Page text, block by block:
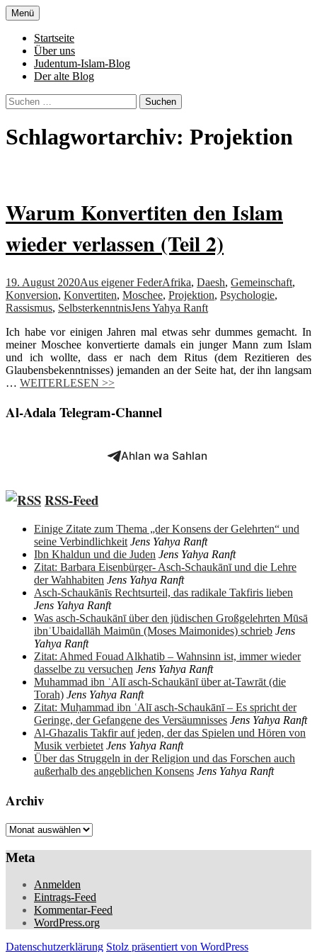
Zum
Inhalt
springen
Al-Adala.de
von allem
Menü
Startseite
Über uns
Judentum-Islam-Blog
Der alte Blog
Suchen
nach:
Schlagwortarchiv: Projektion
Warum Konvertiten den Islam
wieder verlassen (Teil 2)
19. August 2020Aus eigener FederAfrika, Daesh, Gemeinschaft,
Konversion, Konvertiten, Moschee, Projektion, Psychologie,
Rassismus, SelbsterkenntnisJens Yahya Ranft
Ich habe vor einigen Jahren mal etwas sehr dummes gemacht. In
meiner Moschee konvertierte damals ein junger Mann zum Islam
und ich wollte, dass er nach dem Ritus (dem Rezitieren des
Glaubensbekenntnisses) jemanden an der Seite hat, der ihn langsam
… WEITERLESEN >>
Al-Adala Telegram-Channel
Ahlan wa Sahlan
RSS-Feed
Einige Zitate zum Thema „der Konsens der Gelehrten“ und
seine Verbindlichkeit Jens Yahya Ranft
Ibn Khaldun und die Juden Jens Yahya Ranft
Zitat: Barbara Eisenbürger- Asch-Schaukānī und die Lehre
der Wahhabiten Jens Yahya Ranft
Asch-Schaukānīs Rechtsurteil, das radikale Takfiris lieben
Jens Yahya Ranft
Was asch-Schaukānī über den jüdischen Großgelehrten Mūsā
ibnʿUbaidallāh Maimūn (Moses Maimonides) schrieb Jens
Yahya Ranft
Zitat: Ahmed Fouad Alkhatib – Wahnsinn ist, immer wieder
dasselbe zu versuchen Jens Yahya Ranft
Muhammad ibn ʿAlī asch-Schaukānī über at-Tawrāt (die
Torah) Jens Yahya Ranft
Zitat: Muḥammad ibn ʿAlī asch-Schaukānī – Es spricht der
Geringe, der Gefangene des Versäumnisses Jens Yahya Ranft
Al-Ghazalis Takfir auf jeden, der das Spielen und Hören von
Musik verbietet Jens Yahya Ranft
Über das Struggeln in der Religion und das Forschen auch
außerhalb des angeblichen Konsens Jens Yahya Ranft
Archiv
Archiv
Meta
Anmelden
Eintrags-Feed
Kommentar-Feed
WordPress.org
Datenschutzerklärung Stolz präsentiert von WordPress